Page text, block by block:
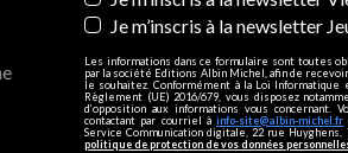
Je m’inscris à la newsletter
Les informations dans ce formulaire sont toutes
par la société Editions Albin Michel, afin de
le souhaitez. Conformément à la Loi
Règlement (UE) 2016/679, vous disposez
d’opposition aux informations vous concernant.
contactant par courriel àinfo-site@albin-michel.fr
Service Communication digitale, 22 rue Huyghens,
politique de protection de vos données